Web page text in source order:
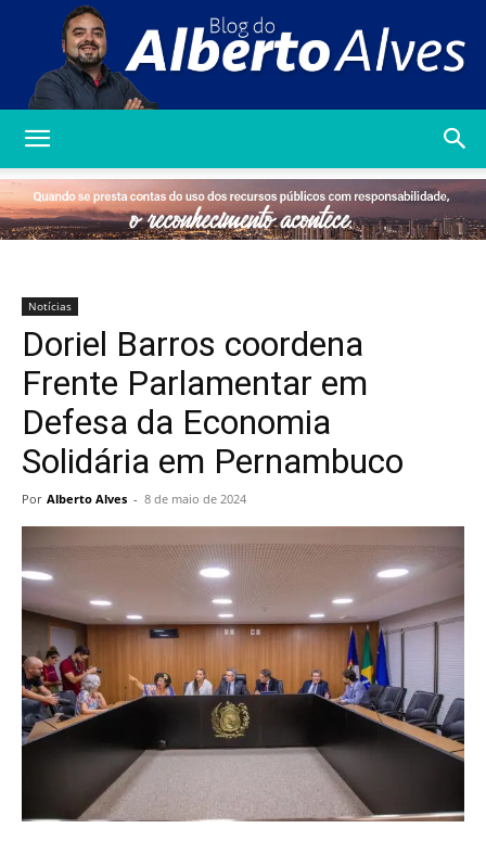
Alberto
Notícias
Doriel Barros coordena
Frente Parlamentar em
Defesa da Economia
Solidária em Pernambuco
Por Alberto Alves - 8 de maio de 2024